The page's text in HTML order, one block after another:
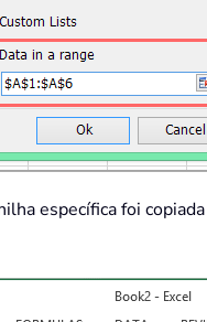
específica foi